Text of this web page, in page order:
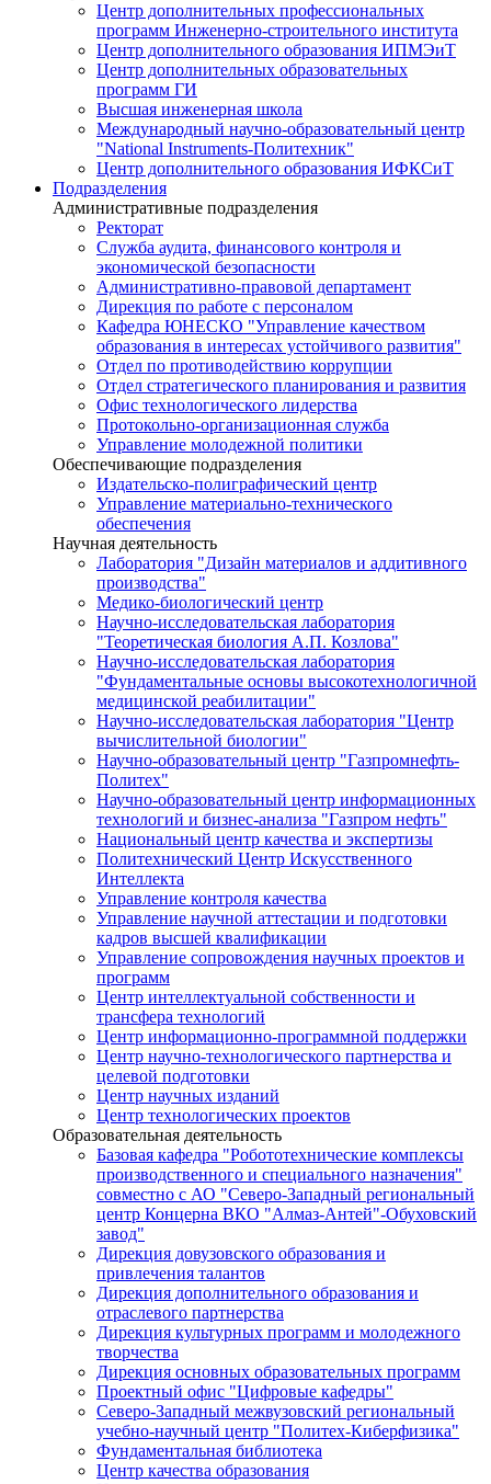
Центр дополнительных профессиональных
программ Инженерно-строительного института
Центр дополнительного образования ИПМЭиТ
Центр дополнительных образовательных
программ ГИ
Высшая инженерная школа
Международный научно-образовательный центр
"National Instruments-Политехник"
Центр дополнительного образования ИФКСиТ
Подразделения
Административные подразделения
Ректорат
Служба аудита, финансового контроля и
экономической безопасности
Административно-правовой департамент
Дирекция по работе с персоналом
Кафедра ЮНЕСКО "Управление качеством
образования в интересах устойчивого развития"
Отдел по противодействию коррупции
Отдел стратегического планирования и развития
Офис технологического лидерства
Протокольно-организационная служба
Управление молодежной политики
Обеспечивающие подразделения
Издательско-полиграфический центр
Управление материально-технического
обеспечения
Научная деятельность
Лаборатория "Дизайн материалов и аддитивного
производства"
Медико-биологический центр
Научно-исследовательская лаборатория
"Теоретическая биология А.П. Козлова"
Научно-исследовательская лаборатория
"Фундаментальные основы высокотехнологичной
медицинской реабилитации"
Научно-исследовательская лаборатория "Центр
вычислительной биологии"
Научно-образовательный центр "Газпромнефть-
Политех"
Научно-образовательный центр информационных
технологий и бизнес-анализа "Газпром нефть"
Национальный центр качества и экспертизы
Политехнический Центр Искусственного
Интеллекта
Управление контроля качества
Управление научной аттестации и подготовки
кадров высшей квалификации
Управление сопровождения научных проектов и
программ
Центр интеллектуальной собственности и
трансфера технологий
Центр информационно-программной поддержки
Центр научно-технологического партнерства и
целевой подготовки
Центр научных изданий
Центр технологических проектов
Образовательная деятельность
Базовая кафедра "Робототехнические комплексы
производственного и специального назначения"
совместно с АО "Северо-Западный региональный
центр Концерна ВКО "Алмаз-Антей"-Обуховский
завод"
Дирекция довузовского образования и
привлечения талантов
Дирекция дополнительного образования и
отраслевого партнерства
Дирекция культурных программ и молодежного
творчества
Дирекция основных образовательных программ
Проектный офис "Цифровые кафедры"
Северо-Западный межвузовский региональный
учебно-научный центр "Политех-Киберфизика"
Фундаментальная библиотека
Центр качества образования